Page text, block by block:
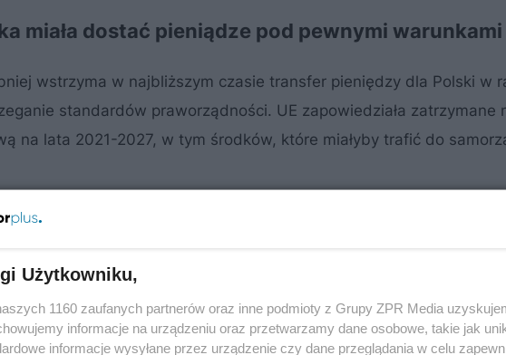
miała dostać pieniądze pod pewnymi warunkami
wstrzyma w najbliższym czasie transfer pieniędzy dla Polski w
standardów praworządności. UE zapowiedziała zatrzymane
na lata 2021-2027, w tym środków, które miałyby trafić do
Użytkowniku,
1160 zaufanych partnerów oraz inne podmioty z Grupy ZPR Media
informacje na urządzeniu oraz przetwarzamy dane osobowe, takie jak
informacje wysyłane przez urządzenie czy dane przeglądania w celu